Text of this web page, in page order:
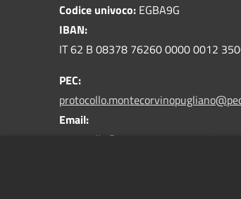
Codice univoco: EGBA9G
IBAN:
IT 62 B 08378 76260 0000 0012
PEC:
Email: